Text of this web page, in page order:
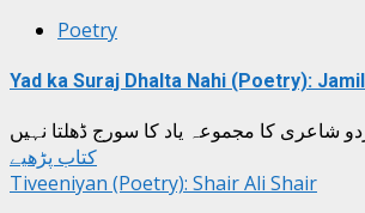
Poetry
Yad ka Suraj Dhalta Nahi (Poetry):
شاعری کا مجموعہ یاد کا سورج ڈھلتا نہیں
کتاب پڑھیے
Tiveeniyan (Poetry): Shair Ali Shair